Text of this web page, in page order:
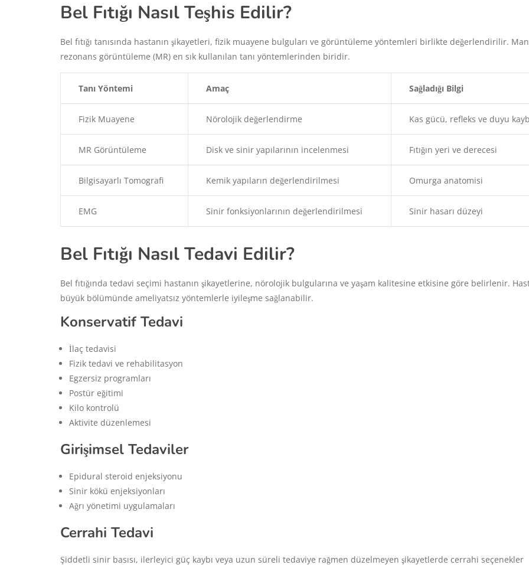
Bel Fıtığı Nasıl Teşhis Edilir?
Bel fıtığı tanısında hastanın şikayetleri, fizik muayene bulguları ve görüntüleme yöntemleri birlikte değerlendirilir.
rezonans görüntüleme (MR) en sık kullanılan tanı yöntemlerinden biridir.
Tanı Yöntemi Amaç Sağladığı Bilgi
Fizik Muayene Nörolojik değerlendirme Kas gücü, refleks ve duyu
MR Görüntüleme Disk ve sinir yapılarının incelenmesi Fıtığın yeri ve derecesi
Bilgisayarlı Tomografi Kemik yapıların değerlendirilmesi Omurga anatomisi
EMG Sinir fonksiyonlarının değerlendirilmesi Sinir hasarı düzeyi
Bel Fıtığı Nasıl Tedavi Edilir?
Bel fıtığında tedavi seçimi hastanın şikayetlerine, nörolojik bulgularına ve yaşam kalitesine etkisine göre belirlenir.
büyük bölümünde ameliyatsız yöntemlerle iyileşme sağlanabilir.
Konservatif Tedavi
İlaç tedavisi
Fizik tedavi ve rehabilitasyon
Egzersiz programları
Postür eğitimi
Kilo kontrolü
Aktivite düzenlemesi
Girişimsel Tedaviler
Epidural steroid enjeksiyonu
Sinir kökü enjeksiyonları
Ağrı yönetimi uygulamaları
Cerrahi Tedavi
Şiddetli sinir basısı, ilerleyici güç kaybı veya uzun süreli tedaviye rağmen düzelmeyen şikayetlerde cerrahi seçenekler